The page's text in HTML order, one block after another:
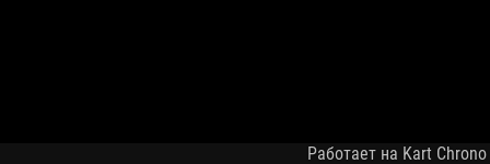
Работает на Kart Chrono